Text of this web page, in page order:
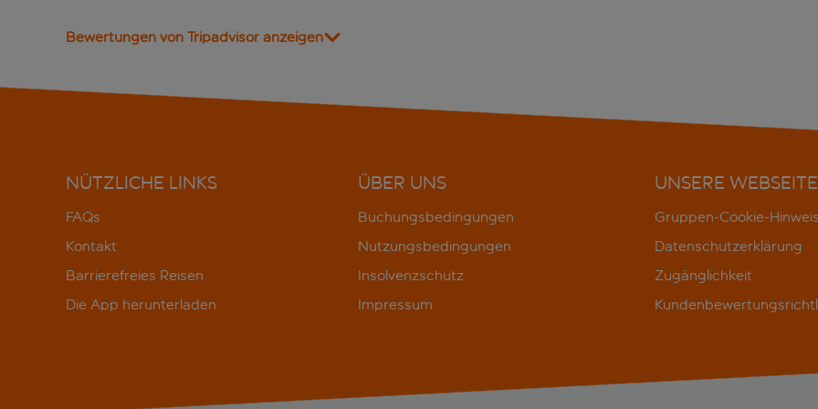
Bewertungen von Tripadvisor anzeigen
NÜTZLICHE LINKS
FAQs
Kontakt
Barrierefreies Reisen
Die App herunterladen
ÜBER UNS
Buchungsbedingungen
Nutzungsbedingungen
Insolvenzschutz
Impressum
UNSERE WEBSEITE
Gruppen-Cookie-Hinweis
Datenschutzerklärung
Zugänglichkeit